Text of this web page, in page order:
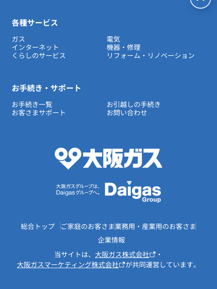
各種サービス
ガス
電気
インターネット
機器・修理
くらしのサービス
リフォーム・リノベーション
お手続き・サポート
お手続き一覧
お引越しの手続き
お客さまサポート
お問い合わせ
総合トップ ご家庭のお客さま業務用・産業用のお客さま
企業情報
当サイトは、 大阪ガス株式会社
・
大阪ガスマーケティング株式会社
が共同運営しています。